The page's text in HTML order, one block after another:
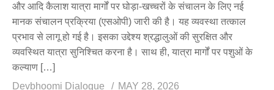
और आदि कैलाश यात्रा मार्गों पर घोड़ा-खच्चरों के संचालन के लिए नई
मानक संचालन प्रक्रिया (एसओपी) जारी की है। यह व्यवस्था तत्काल
प्रभाव से लागू हो गई है। इसका उद्देश्य श्रद्धालुओं की सुरक्षित और
व्यवस्थित यात्रा सुनिश्चित करना है। साथ ही, यात्रा मार्गों पर पशुओं के
कल्याण […]
Devbhoomi Dialogue
MAY 28, 2026